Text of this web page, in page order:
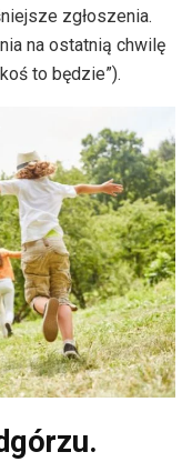
zgłoszenia.
na ostatnią chwilę
to będzie”).